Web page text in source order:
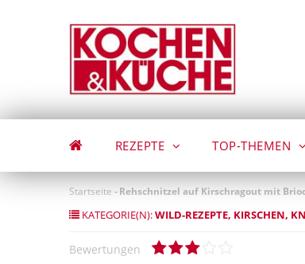
REZEPTE TOP-THEMEN
Startseite -Rehschnitzel auf Kirschragout mit
KATEGORIE(N):WILD-REZEPTE KIRSCHEN
Bewertungen